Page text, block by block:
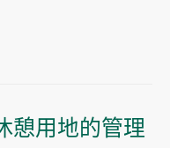
憩用地的管理